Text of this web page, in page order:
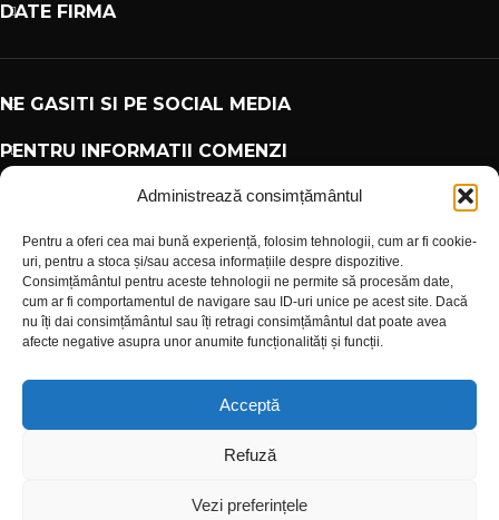
Administrează consimțământul
Pentru a oferi cea mai bună experiență, folosim tehnologii, cum ar fi cookie-
uri, pentru a stoca și/sau accesa informațiile despre dispozitive.
Consimțământul pentru aceste tehnologii ne permite să procesăm date,
cum ar fi comportamentul de navigare sau ID-uri unice pe acest site. Dacă
nu îți dai consimțământul sau îți retragi consimțământul dat poate avea
afecte negative asupra unor anumite funcționalități și funcții.
Acceptă
Refuză
Vezi preferințele
DATE FIRMA
NE GASITI SI PE SOCIAL MEDIA
PENTRU INFORMATII COMENZI
PARTENERI
INFORMATII UTILE
PLATI SIGUR PRIN MOBILPAY
PLATA IN RATE PRIN TBI BANK
AIDEV AGENCY